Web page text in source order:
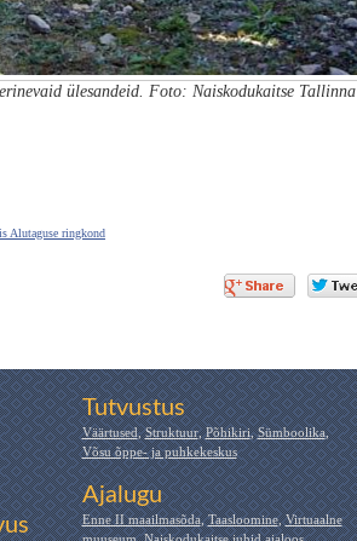
ülesandeid. Foto: Naiskodukaitse
Alutaguse ringkond
Tutvustus
Väärtused,Struktuur,Põhikiri,Sümboolika,
Võsu õppe- ja puhkekeskus
Ajalugu
Enne II maailmasõda,Taasloomine,Virtuaalne